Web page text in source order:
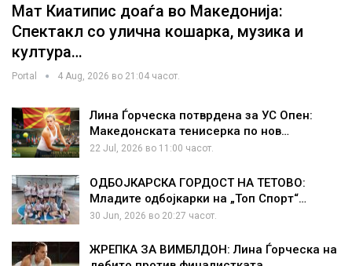
Мат Киатипис доаѓа во Македонија:
Спектакл со улична кошарка, музика и
култура…
Portal 4 Aug, 2026 во 21:04 часот.
Лина Ѓорческа потврдена за УС Опен:
Македонската тенисерка по нов…
22 Jul, 2026 во 11:00 часот.
ОДБОЈКАРСКА ГОРДОСТ НА ТЕТОВО:
Младите одбојкарки на „Топ Спорт“…
30 Jun, 2026 во 20:27 часот.
ЖРЕПКА ЗА ВИМБЛДОН: Лина Ѓорческа на